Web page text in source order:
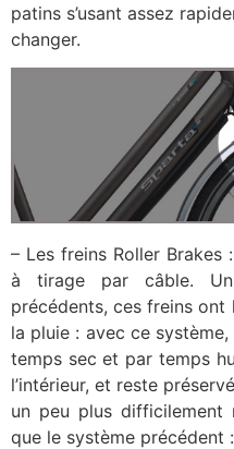
patins s’usant assez
changer.
– Les freins Roller
à tirage par câble.
précédents, ces freins ont
la pluie : avec ce
temps sec et par temps
l’intérieur, et reste
un peu plus difficilement
que le système précédent